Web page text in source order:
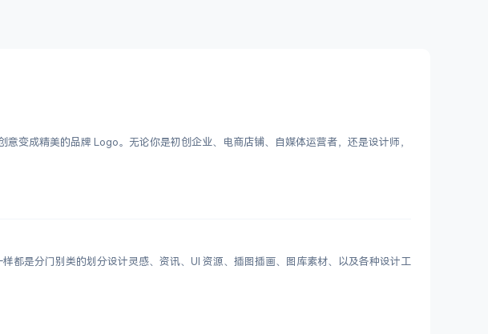
变成精美的品牌 Logo。无论你是初创企业、电商店铺、自媒体运营者，还是设计师，
都是分门别类的划分设计灵感、资讯、UI 资源、插图插画、图库素材、以及各种设计工